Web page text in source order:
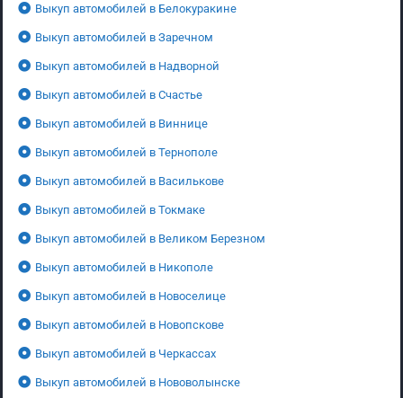
Выкуп автомобилей в Белокуракине
Выкуп автомобилей в Заречном
Выкуп автомобилей в Надворной
Выкуп автомобилей в Счастье
Выкуп автомобилей в Виннице
Выкуп автомобилей в Тернополе
Выкуп автомобилей в Василькове
Выкуп автомобилей в Токмаке
Выкуп автомобилей в Великом Березном
Выкуп автомобилей в Никополе
Выкуп автомобилей в Новоселице
Выкуп автомобилей в Новопскове
Выкуп автомобилей в Черкассах
Выкуп автомобилей в Нововолынске